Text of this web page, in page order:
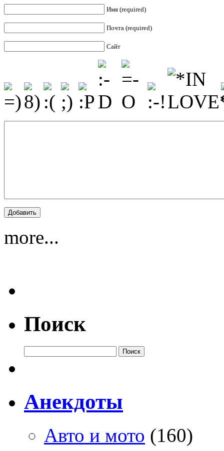
Имя (required)
Почта (required)
Сайт
more...
Поиск
Анекдоты
Авто и мото (160)